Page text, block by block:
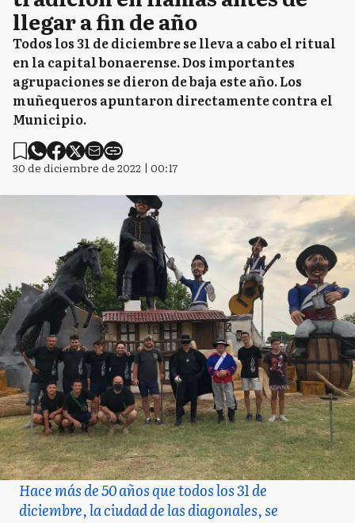
llegar a fin de año
Todos los 31 de diciembre se lleva a cabo el ritual
en la capital bonaerense. Dos importantes
agrupaciones se dieron de baja este año. Los
muñequeros apuntaron directamente contra el
Municipio.
30 de diciembre de 2022 | 00:17
Hace más de 50 años que todos los 31 de
diciembre, la ciudad de las diagonales, se